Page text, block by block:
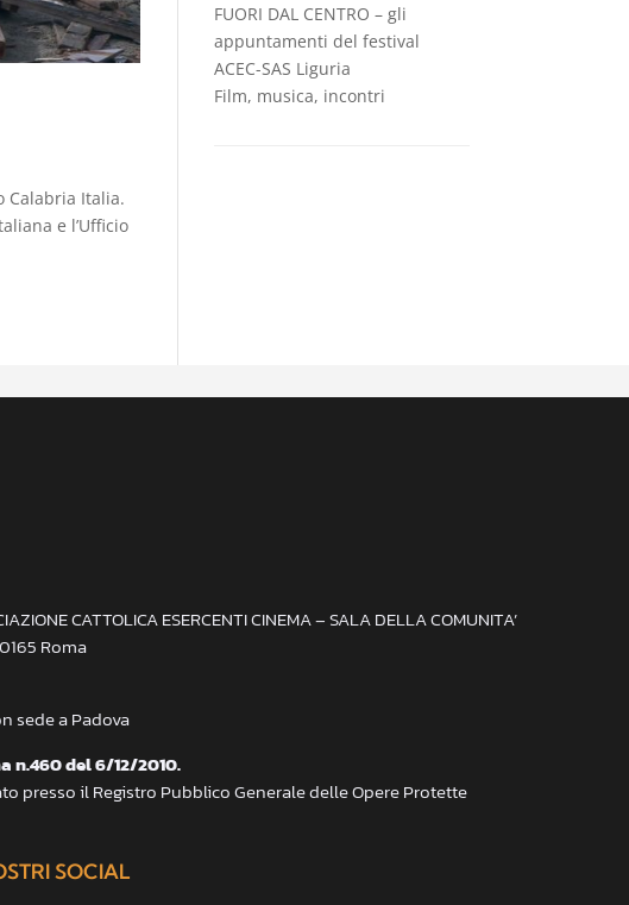
Calabria Italia.
e l’Ufficio
FUORI DAL CENTRO – gli
appuntamenti del festival
ACEC-SAS Liguria
Film, musica, incontri
CATTOLICA ESERCENTI CINEMA – SALA DELLA COMUNITA’
Roma
sede a Padova
n.460 del 6/12/2010.
presso il Registro Pubblico Generale delle Opere Protette
SOCIAL